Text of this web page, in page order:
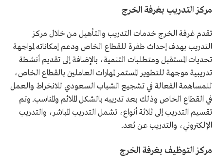
مركز التدريب بغرفة الخرج
تقدم غرفة الخرج خدمات التدريب والتأهيل من خلال مركز
التدريب بهدف إحداث طفرة للقطاع الخاص ودعم إمكاناته لمواجهة
تحديات المستقبل ومتطلبات التنمية، بالإضافة إلى تقديم أنشطة
تدريبية موجهة للتطوير المستمر لمهارات العاملين بالقطاع الخاص،
للمساهمة الفعالة في تشجيع الشباب السعودي للانخراط والعمل
في القطاع الخاص وذلك بعد تدريبه بالشكل الملائم والمناسب. وتم
تقسيم التدريب إلى ثلاثة أنواع، تشمل التدريب المباشر، والتدريب
الإلكتروني، والتدريب عن بُعد.
مركز التوظيف بغرفة الخرج